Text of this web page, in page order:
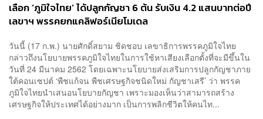
เลือก ‘ภูมิใจไทย’ ได้ปลูกกัญชา 6 ต้น รับเงิน 4.2 แสนบาทต่อปี
เลขาฯ พรรคยกแคลิฟอร์เนียโมเดล
วันนี้ (17 ก.พ.) นายศักดิ์สยาม ชิดชอบ เลขาธิการพรรคภูมิใจไทย
กล่าวถึงนโยบายพรรคภูมิใจไทยในการใช้หาเสียงเลือกตั้งที่จะมีขึ้นใน
วันที่ 24 มีนาคม 2562 โดยเฉพาะนโยบายส่งเสริมการปลูกกัญชาภาย
ใต้คอนเซปต์ ‘พืชแก้จน พืชเศรษฐกิจชนิดใหม่ กัญชาเสรี’ ว่า พรรค
ภูมิใจไทยนำเสนอนโยบายกัญชา เพราะมองเห็นว่าสามารถสร้าง
เศรษฐกิจให้ประเทศได้อย่างมาก เป็นการพลิกชีวิตให้คนไท...